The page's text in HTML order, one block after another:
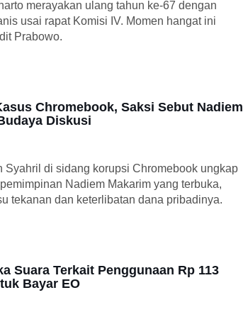
merayakan ulang tahun ke-67 dengan
usai rapat Komisi IV. Momen hangat ini
Prabowo.
Chromebook, Saksi Sebut Nadiem
Diskusi
Syahril di sidang korupsi Chromebook ungkap
Nadiem Makarim yang terbuka,
tekanan dan keterlibatan dana pribadinya.
Suara Terkait Penggunaan Rp 113
Bayar EO